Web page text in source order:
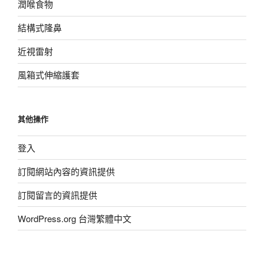
潤喉食物
結構式隆鼻
近視雷射
風箱式伸縮護套
其他操作
登入
訂閱網站內容的資訊提供
訂閱留言的資訊提供
WordPress.org 台灣繁體中文